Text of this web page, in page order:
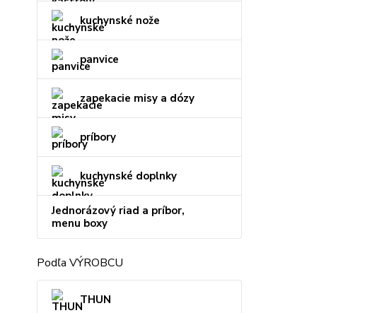
kuchynské nože
panvice
zapekacie misy a dózy
príbory
kuchynské doplnky
Jednorázový riad a príbor,
menu boxy
Podľa VÝROBCU
THUN